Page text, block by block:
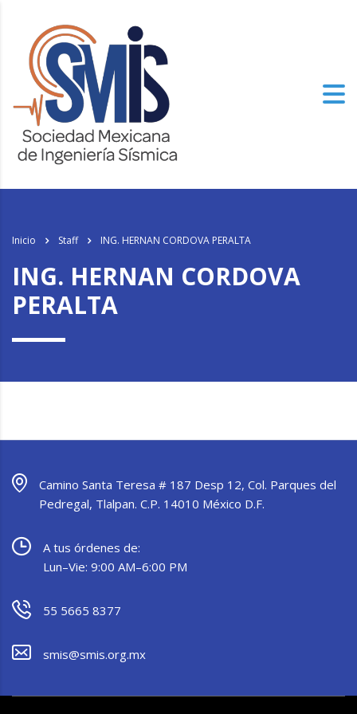
Inicio Staff ING. HERNAN CORDOVA PERALTA
ING. HERNAN CORDOVA
PERALTA
Camino Santa Teresa # 187 Desp 12, Col. Parques del
Pedregal, Tlalpan. C.P. 14010 México D.F.
A tus órdenes de:
Lun–Vie: 9:00 AM–6:00 PM
55 5665 8377
smis@smis.org.mx